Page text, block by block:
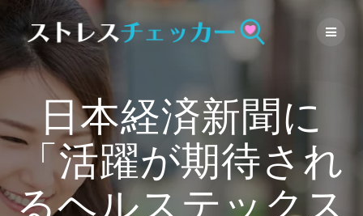
to
content
日本経済新聞に
「活躍が期待され
るヘルステックス